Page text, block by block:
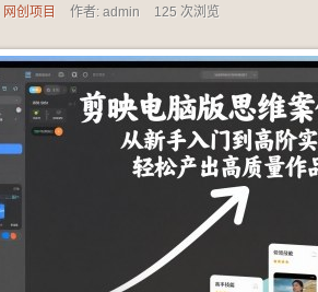
网创项目 作者: admin 125 次浏览